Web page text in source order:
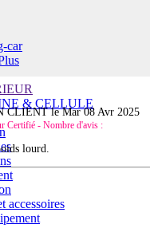
car
& CELLULE
accessoires
CLIENT leMar 08 Avr 2025
Certifié - Nombre d'avis :
lourd.